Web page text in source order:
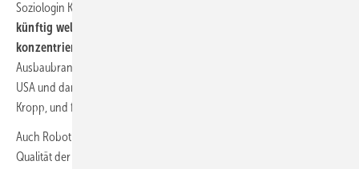
Soziologin Kropp sieht allerdings die
künftig weltweit bei nur noch wenigen Unternehmen
konzentrieren,
Ausbaubranche bei der Firma Autodesk. Deren Server stehen in den
USA und damit liege die Datenhoheit bei den Amerikanern, warnt
Kropp, und fordert Speicherlösungen in der EU.
Auch Robotik-Spezialistin Brell-Cokcan bestätigt die steigende
Qualität der Daten durch die Zusammenführung der am Bau